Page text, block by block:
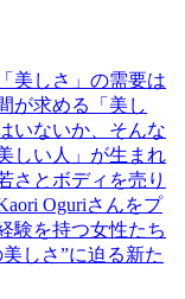
美しさ」の需要は
が求める「美し
いないか、そんな
しい人」が生まれ
さとボディを売り
Oguriさんをプ
験を持つ女性たち
しさ”に迫る新た